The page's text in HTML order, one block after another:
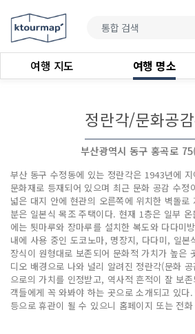
여행 지도 여행 명소
정란각/문화공
부산광역시 동구 홍곡로
부산 동구 수정동에 있는 정란각은 1943년에
문화재로 등재되어 있으며 최근 문화 공감 수정
넓은 대지 안에 현관의 오른쪽에 위치한 벽돌로
분은 일본식 목조 주택이다. 현재 1층은 일부
에는 툇마루와 장마루를 설치한 복도와 다다미
내에 사용 중인 도코노마, 명장지, 다다미, 일본
장식이 원형대로 보존되어 문화적 가치가 높은
디오 배경으로 나와 널리 알려진 정란각(문화
으로의 가치를 인정받고, 역사적 흔적이 잘 보
객들에게 꼭 와봐야 하는 곳으로 소개되고 있
등으로 휴관이 될 수 있으니 홈페이지 또는 전